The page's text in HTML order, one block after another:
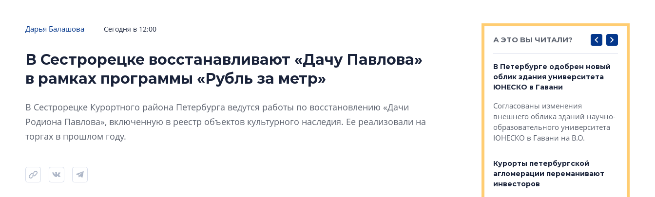
Дарья Балашова Сегодня в 12:00
В Сестрорецке восстанавливают «Дачу Павлова»
в рамках программы «Рубль за метр»
В Сестрорецке Курортного района Петербурга ведутся работы по восстановлению «Дачи
Родиона Павлова», включенную в реестр объектов культурного наследия. Ее реализовали на
торгах в прошлом году.
А ЭТО ВЫ ЧИТАЛИ?
Усадьба Торосово — антидот
эпохи фальш-панелей
В Петербурге одобрен новый
облик здания университета
ЮНЕСКО в Гавани
Согласованы изменения
внешнего облика зданий научно-
образовательного университета
ЮНЕСКО в Гавани на В.О.
Курорты петербургской
агломерации переманивают
инвесторов